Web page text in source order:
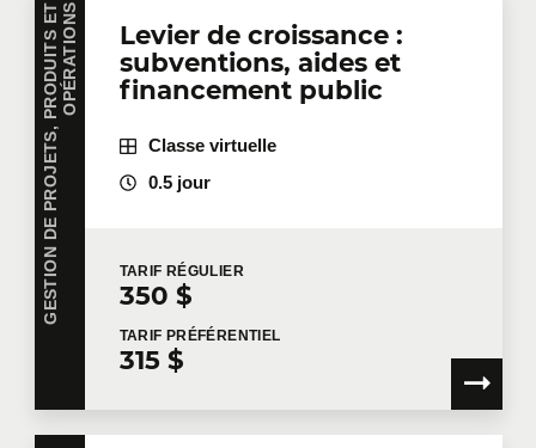
G
E
S
T
I
O
N
D
E
P
R
O
J
E
T
S
,
P
R
O
D
U
I
T
S
E
T
O
P
É
R
A
T
I
O
NS
Levier de croissance :
subventions, aides et
financement public
Classe virtuelle
0.5 jour
TARIF RÉGULIER
350 $
TARIF PRÉFÉRENTIEL
315 $